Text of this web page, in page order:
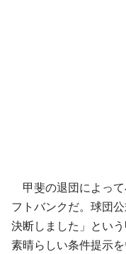
甲斐の退団によって
フトバンクだ。球団
決断しました」とい
素晴らしい条件提示